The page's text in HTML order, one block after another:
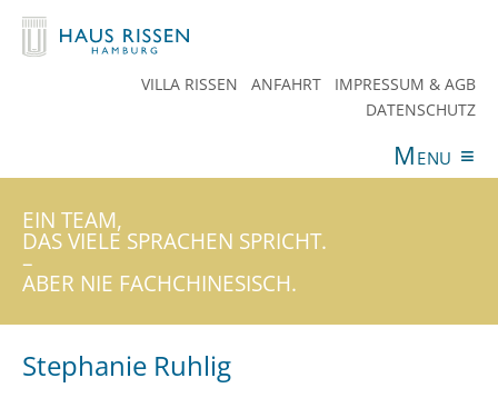
VILLA RISSEN ANFAHRT
IMPRESSUM & AGB
DATENSCHUTZ
Menu ≡
ANGEBOTE VERANSTALTUNGEN
AKTUELLES
SPENDEN
EIN TEAM,
DAS VIELE SPRACHEN SPRICHT.
–
ABER NIE FACHCHINESISCH.
Stephanie Ruhlig